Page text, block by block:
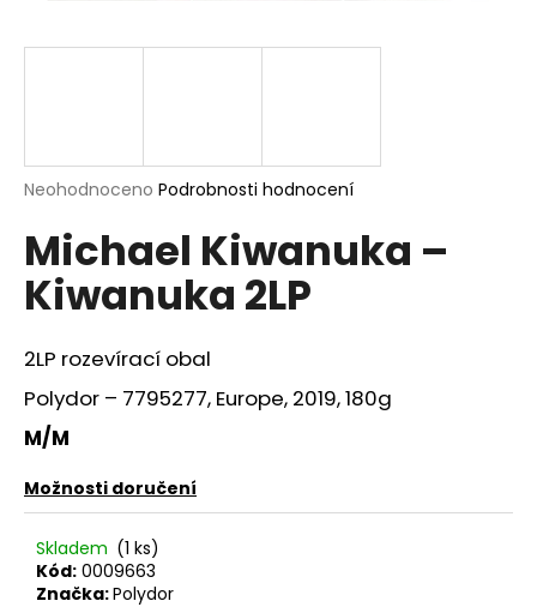
Průměrné
produktu
je
0,0
hvězdiček.
Neohodnoceno Podrobnosti hodnocení
Michael Kiwanuka –
Kiwanuka 2LP
2LP rozevírací obal
Polydor – 7795277, Europe, 2019, 180g
M/M
Možnosti doručení
Skladem (1 ks)
Kód: 0009663
Značka:Polydor
j
?
HLEDAT
o
p
r
u
č
u